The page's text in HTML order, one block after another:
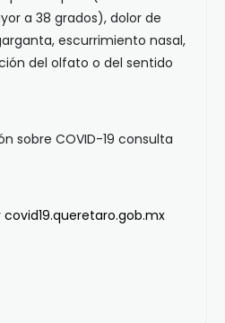
a 38 grados), dolor de
escurrimiento nasal,
del olfato o del sentido
sobre COVID-19 consulta
covid19.queretaro.gob.mx